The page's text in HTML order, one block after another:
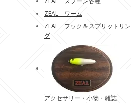
ZEAL ワーム
ZEAL フック＆スプリットリン
グ
アクセサリー・小物・雑誌